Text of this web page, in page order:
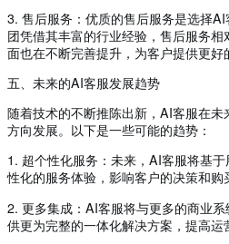
3. 售后服务：优质的售后服务是选择
团凭借其丰富的行业经验，售后服务
面也在不断完善提升，为客户提供更好
五、未来的AI客服发展趋势
随着技术的不断推陈出新，AI客服在
方向发展。以下是一些可能的趋势：
1. 超个性化服务：未来，AI客服将基
性化的服务体验，影响客户的决策和购
2. 更多集成：AI客服将与更多的商业
供更为完整的一体化解决方案，提高运